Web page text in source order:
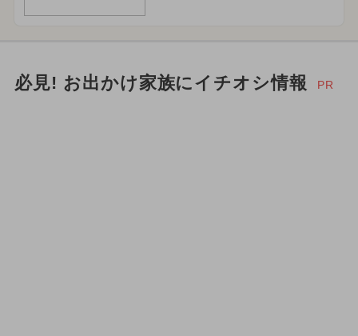
必見! お出かけ家族にイチオシ情報 PR